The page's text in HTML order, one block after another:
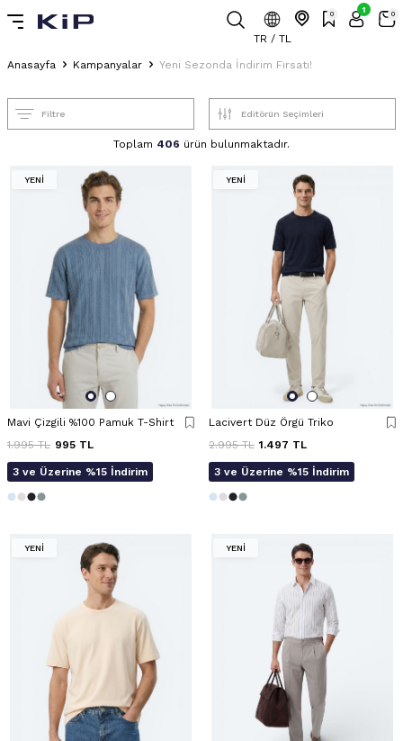
TR / TL
0 1 0
Anasayfa Kampanyalar Yeni Sezonda İndirim Fırsatı!
Filtre
Toplam 406 ürün bulunmaktadır.
YENİ
Mavi Çizgili %100 Pamuk T-Shirt
1.995TL 995 TL
3 ve Üzerine %15 İndirim
YENİ
Lacivert Düz Örgü Triko
2.995TL 1.497 TL
3 ve Üzerine %15 İndirim
YENİ YENİ